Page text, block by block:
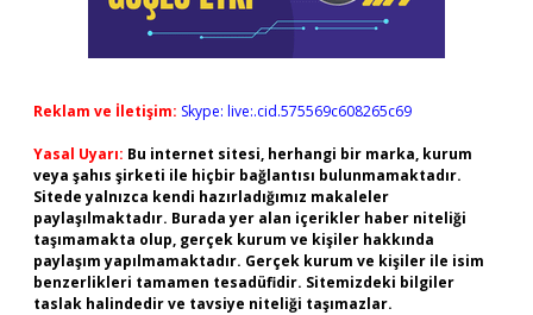
Reklam ve İletişim: Skype: live:.cid.575569c608265c69
Yasal Uyarı: Bu internet sitesi, herhangi bir marka, kurum
veya şahıs şirketi ile hiçbir bağlantısı bulunmamaktadır.
Sitede yalnızca kendi hazırladığımız makaleler
paylaşılmaktadır. Burada yer alan içerikler haber niteliği
taşımamakta olup, gerçek kurum ve kişiler hakkında
paylaşım yapılmamaktadır. Gerçek kurum ve kişiler ile isim
benzerlikleri tamamen tesadüfidir. Sitemizdeki bilgiler
taslak halindedir ve tavsiye niteliği taşımazlar.